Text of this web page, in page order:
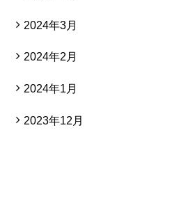
2024年3月
2024年2月
2024年1月
2023年12月